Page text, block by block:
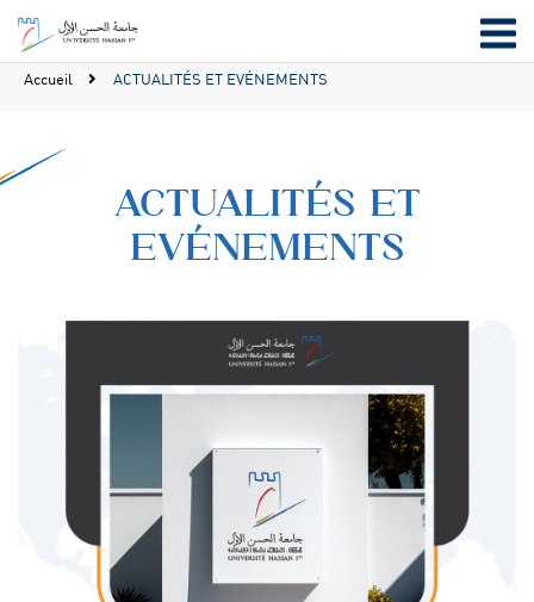
Accueil ACTUALITÉS ET EVÉNEMENTS
ACTUALITÉS ET
EVÉNEMENTS